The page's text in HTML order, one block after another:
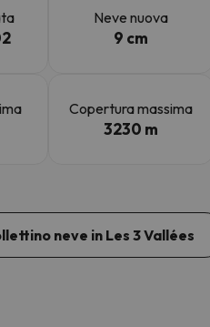
Neve nuova
9 cm
Copertura massima
3230 m
neve in Les 3 Vallées